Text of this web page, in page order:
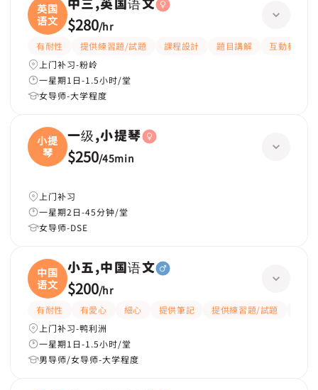
英国
语文
中三,英国语文
$280/hr
有耐性 提供練習題/試題 課程設計 題目講解
互動教學
上门补习-粉岭
一星期1日-1.5小时/堂
女导师-大学程度
小提
琴
一级,小提琴
$250/45min
上门补习
一星期2日-45分钟/堂
女导师-DSE
中国
语文
小五,中国语文
$200/hr
有耐性 有愛心 細心 提供筆記 提供練習題/試題
上门补习-鸭利洲
一星期1日-1.5小时/堂
男导师/女导师-大学程度